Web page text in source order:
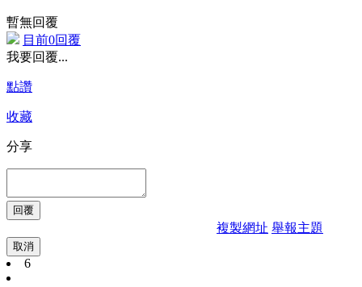
暫無回覆
目前0回覆
我要回覆...
點讚
收藏
分享
複製網址 舉報主題
取消
6